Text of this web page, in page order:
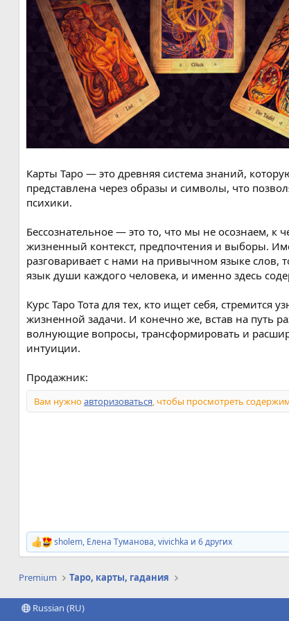
я
Карты Таро — это древняя система знаний,
представлена через образы и символы, что
психики.
Бессознательное — это то, что мы не осознаем, к
жизненный контекст, предпочтения и выборы.
разговаривает с нами на привычном языке слов,
язык души каждого человека, и именно здесь
Курс Таро Тота для тех, кто ищет себя,
жизненной задачи. И конечно же, встав на путь
волнующие вопросы, трансформировать и
интуиции.
Продажник:
Вам нужноавторизоваться, чтобы просмотреть
Р
е
к
и
и
sholem, Елена Туманова,vivichka и 6 других
Premium Таро, карты, гадания
Russian (RU)